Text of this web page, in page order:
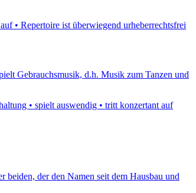
• Repertoire ist überwiegend urheberrechtsfrei
Gebrauchsmusik, d.h. Musik zum Tanzen und
• spielt auswendig • tritt konzertant auf
der den Namen seit dem Hausbau und